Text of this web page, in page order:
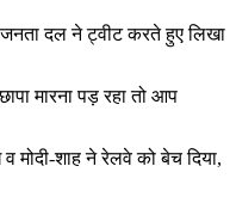
जनता दल ने ट्वीट करते हुए लिखा
मारना पड़ रहा तो आप
मोदी-शाह ने रेलवे को बेच दिया,